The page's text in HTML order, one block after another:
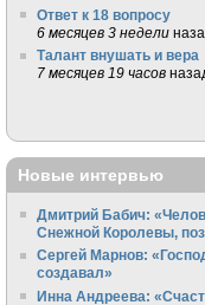
Ответ к 18 вопросу
6 месяцев 3 недели
Талант внушать и вера
7 месяцев 19 часов
Новые интервью
Дмитрий Бабич:
Снежной Королевы,
Сергей Марнов:
создавал»
Инна Андреева: